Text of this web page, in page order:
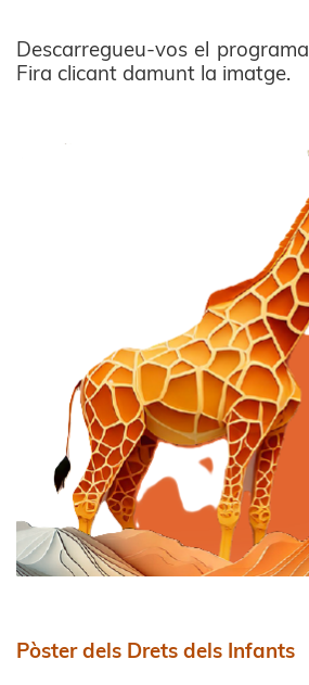
Descarregueu-vos el
Fira clicant damunt la imatge.
Pòster dels Drets dels Infants